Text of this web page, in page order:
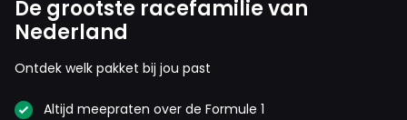
De grootste racefamilie van
Nederland
Ontdek welk pakket bij jou past
Altijd meepraten over de Formule 1